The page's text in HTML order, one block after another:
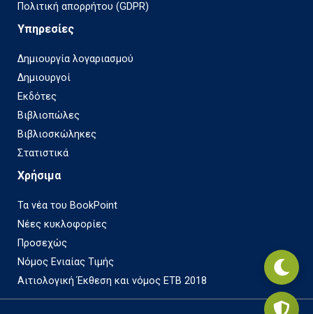
Πολιτική απορρήτου (GDPR)
Υπηρεσίες
Δημιουργία λογαριασμού
Δημιουργοί
Εκδότες
Βιβλιοπώλες
Βιβλιοσκώληκες
Στατιστικά
Χρήσιμα
Τα νέα του BookPoint
Νέες κυκλοφορίες
Προσεχώς
Νόμος Ενιαίας Τιμής
Αιτιολογική Έκθεση και νόμος ΕΤΒ 2018